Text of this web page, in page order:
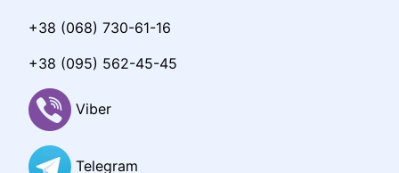
+38 (068) 730-61-16
+38 (095) 562-45-45
Viber
Telegram